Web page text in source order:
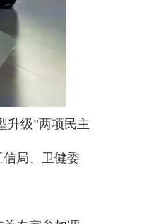
升级”两项民主
局、卫健委